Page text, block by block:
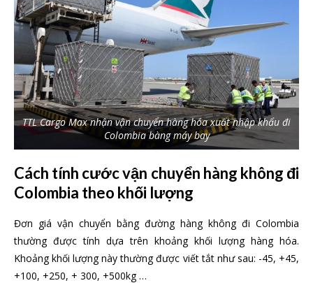
TTL Cargo Max nhận vận chuyển hàng hóa xuất nhập khẩu đi
Colombia bàng máy bay
Cách tính cước vận chuyển hàng không đi
Colombia theo khối lượng
Đơn giá vận chuyển bằng đường hàng không đi Colombia
thường được tính dựa trên khoảng khối lượng hàng hóa.
Khoảng khối lượng này thường được viết tắt như sau: -45, +45,
+100, +250, + 300, +500kg …